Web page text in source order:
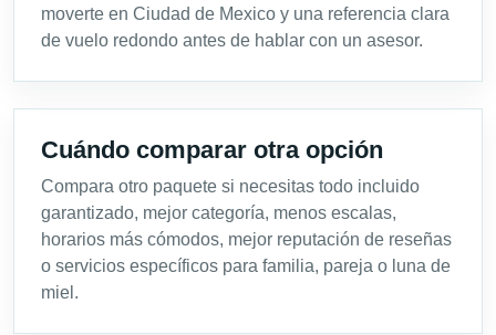
moverte en Ciudad de Mexico y una referencia clara
de vuelo redondo antes de hablar con un asesor.
Cuándo comparar otra opción
Compara otro paquete si necesitas todo incluido
garantizado, mejor categoría, menos escalas,
horarios más cómodos, mejor reputación de reseñas
o servicios específicos para familia, pareja o luna de
miel.